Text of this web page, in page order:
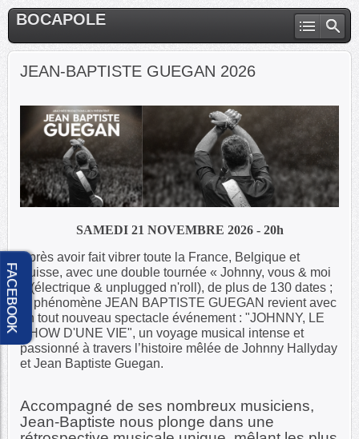
BOCAPOLE
JEAN-BAPTISTE GUEGAN 2026
SAMEDI 21 NOVEMBRE 2026 - 20h
Après avoir fait vibrer toute la France, Belgique et
Suisse, avec une double tournée « Johnny, vous & moi
» (électrique & unplugged n'roll), de plus de 130 dates ;
le phénomène JEAN BAPTISTE GUEGAN revient avec
un tout nouveau spectacle événement : "JOHNNY, LE
SHOW D'UNE VIE", un voyage musical intense et
passionné à travers l’histoire mêlée de Johnny Hallyday
et Jean Baptiste Guegan.
Accompagné de ses nombreux musiciens,
Jean-Baptiste nous plonge dans une
FACEBOOK